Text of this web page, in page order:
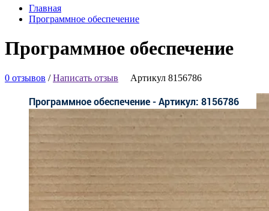
Главная
Программное обеспечение
Программное обеспечение
0 отзывов /Написать отзыв Артикул 8156786